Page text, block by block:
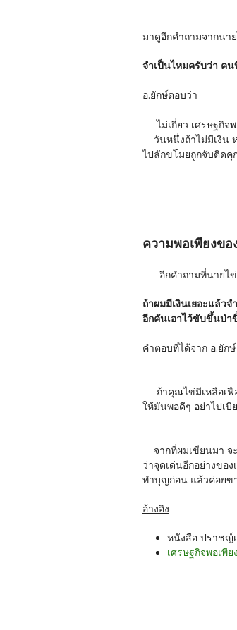
มาดูอีกคำถามจากนา
จำเป็นไหมครับว่า คน
อ.ยักษ์ตอบว่า
ไม่เกี่ยว เศรษฐกิจ
วันหนึ่งถ้าไม่มีเงิน
ไปลักขโมยถูกจับติดคุ
ความพอเพียงข
อีกคำถามที่นายไข่
ถ้าผมมีเงินเยอะแล้ว
อีกคันเอาไว้ขับขึ้นป่า
คำตอบที่ได้จาก อ.ยัก
ถ้าคุณไข่มีเหลือเฟือ
ให้มันพอดีๆ อย่าไปเบี
จากที่ผมเขียนมา จ
ว่าจุดเด่นอีกอย่างขอ
ทำบุญก่อน แล้วค่อยขา
อ้างอิง
หนังสือ ปราชญ์
เศรษฐกิจพอเพียง